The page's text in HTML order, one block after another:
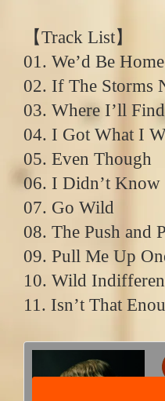
【Track List】
01. We’d Be Home
02. If The Storms
03. Where I’ll
04. I Got What I
05. Even Though
06. I Didn’t Know
07. Go Wild
08. The Push and
09. Pull Me Up
10. Wild
11. Isn’t That